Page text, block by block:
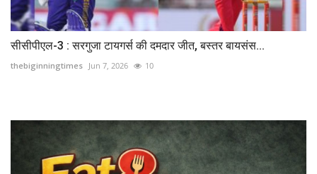
सीसीपीएल-3 : सरगुजा टायगर्स की दमदार जीत, बस्तर बायसंस...
thebiginningtimes Jun 7, 2026 10